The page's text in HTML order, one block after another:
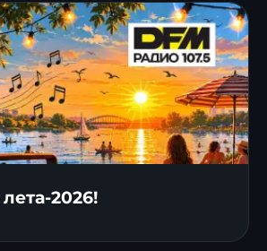
2026!